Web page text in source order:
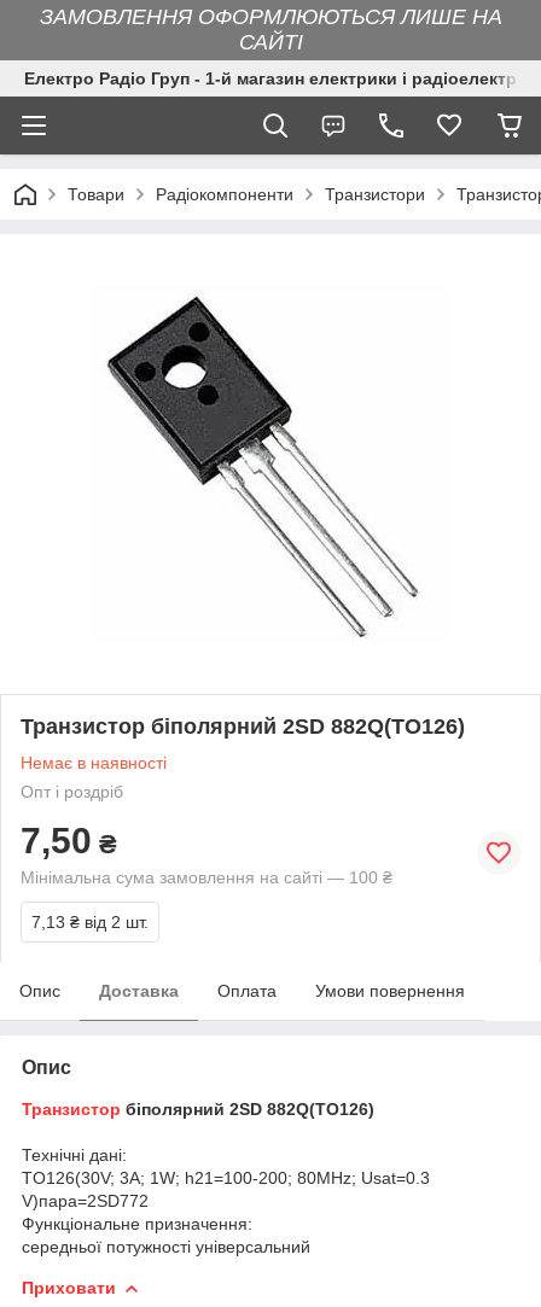
ЗАМОВЛЕННЯ ОФОРМЛЮЮТЬСЯ ЛИШЕ НА
САЙТІ
Електро Радіо Груп - 1-й магазин електрики і
Товари Радіокомпоненти Транзистори
Транзистор біполярний 2SD 882Q(TO126)
Немає в наявності
Опт і роздріб
7,50 ₴
Мінімальна сума замовлення на сайті — 100 ₴
7,13 ₴ від 2 шт.
Опис Доставка Оплата Умови повернення
Опис
Транзистор біполярний 2SD 882Q(TO126)
Технічні дані:
TO126(30V; 3A; 1W; h21=100-200; 80MHz; Usat=0.3
V)пара=2SD772
Функціональне призначення:
середньої потужності універсальний
Приховати